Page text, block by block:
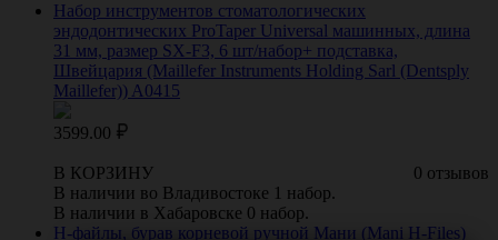
Набор инструментов стоматологических
эндодонтических ProTaper Universal машинных, длина
31 мм, размер SX-F3, 6 шт/набор+ подставка,
Швейцария (Maillefer Instruments Holding Sarl (Dentsply
Maillefer)) A0415
3599.00
0 отзывов
В КОРЗИНУ
В наличии во Владивостоке 1 набор.
В наличии в Хабаровске 0 набор.
Н-файлы, бурав корневой ручной Мани (Mani H-Files)